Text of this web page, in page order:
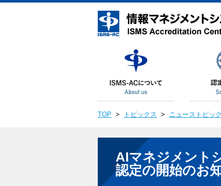
TOP > トピックス > ニューストピッ
AIマネジメント
認定の開始のお